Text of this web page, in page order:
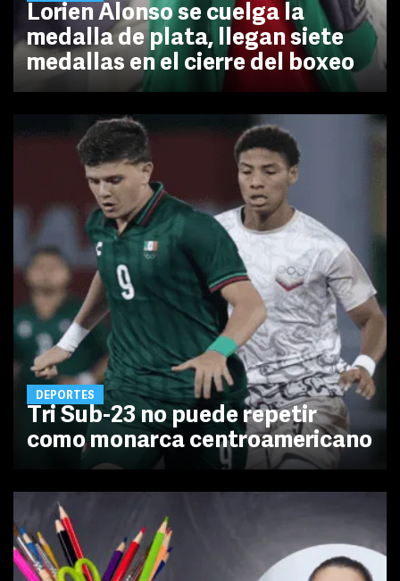
Lorien Alonso se cuelga la
medalla de plata, llegan siete
medallas en el cierre del boxeo
DEPORTES
Tri Sub-23 no puede repetir
como monarca centroamericano